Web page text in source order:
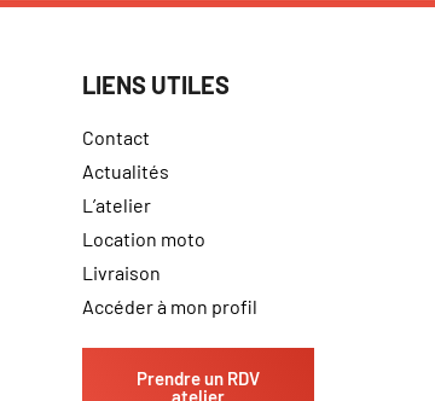
LIENS UTILES
Contact
Actualités
L’atelier
Location moto
Livraison
Accéder à mon profil
Prendre un RDV
atelier